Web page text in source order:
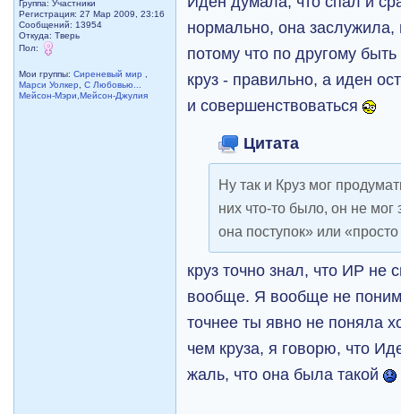
Группа: Участники
Регистрация: 27 Мар 2009, 23:16
Сообщений: 13954
Откуда: Тверь
Пол:
Мои группы:Сиреневый мир
Марси Уолкер
,С Любовью...
Мейсон-Мэри,Мейсон-Джулия
нормально, она заслужила,
потому что по другому
круз - правильно, а иден
и совершенствоваться
Цитата
Ну так и Круз мог
них что-то было, он не
она поступок» или
круз точно знал, что ИР не
вообще. Я вообще не
точнее ты явно не поняла
чем круза, я говорю, что
жаль, что она была такой